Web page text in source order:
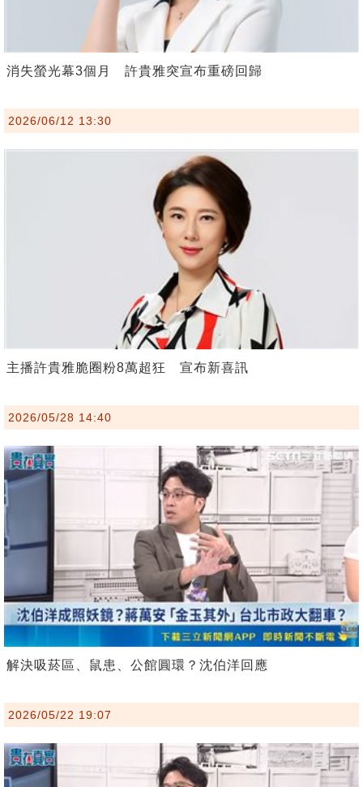
消失螢光幕3個月 許貴雅突宣布重磅回歸
2026/06/12 13:30
主播許貴雅脆圈粉8萬超狂 宣布新喜訊
2026/05/28 14:40
解決吸菸區、鼠患、公館圓環？沈伯洋回應
2026/05/22 19:07